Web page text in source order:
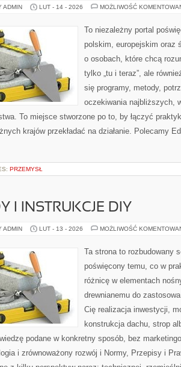
ADMIN LUT - 14 - 2026 MOŻLIWOŚĆ
To niezależny portal
polskim, europejskim oraz
o osobach, które chcą
tylko „tu i teraz”, ale
się programy, metody,
oczekiwania najbliższych,
To miejsce stworzone po to, by łączyć
krajów przekładać na działanie. Polecamy
PRZEMYSŁ
I INSTRUKCJE DIY
ADMIN LUT - 13 - 2026 MOŻLIWOŚĆ
Ta strona to rozbudowany
poświęcony temu, co w
różnicę w elementach
drewnianemu do
Cię realizacja inwestycji,
konstrukcja dachu, strop
podane w konkretny sposób, bez
i zrównoważony rozwój i Normy, Przepisy i